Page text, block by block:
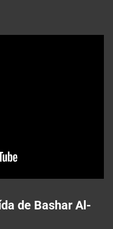
de Bashar Al-